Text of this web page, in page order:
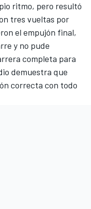
ritmo, pero resultó
tres vueltas por
el empujón final,
y no pude
completa para
demuestra que
correcta con todo